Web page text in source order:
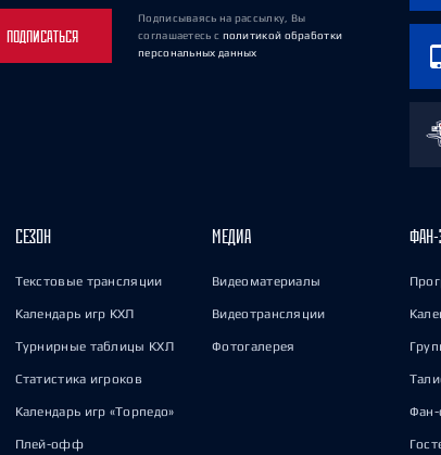
ПОДПИСАТЬСЯ
Подписываясь на рассылку, Вы
соглашаетесь с политикой обработки
персональных данных
СЕЗОН
Текстовые трансляции
Календарь игр КХЛ
Турнирные таблицы КХЛ
Статистика игроков
Календарь игр «Торпедо»
Плей-офф
МЕДИА
Видеоматериалы
Видеотрансляции
Фотогалерея
ФАН-
Фан-